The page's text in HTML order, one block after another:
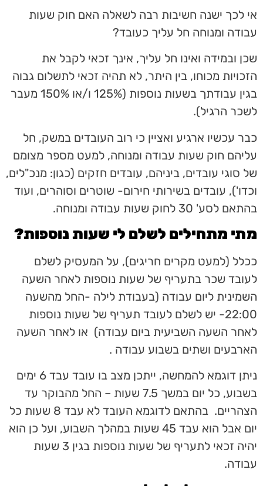
אי לכך ישנה חשיבות רבה לשאלה האם חוק שעות
עבודה ומנוחה חל עליך כעובד?
שכן ובמידה ואינו חל עליך, אינך זכאי לקבל את
הזכויות מכוחו, בין היתר, לא תהיה זכאי לתשלום גבוה
בגין עבודתך בשעות נוספות (125% ו/או 150% מעבר
לשכר הרגיל).
כבר עכשיו ארגיע ואציין כי רוב העובדים במשק, חל
עליהם חוק שעות עבודה ומנוחה, למעט מספר מצומם
של סוגי עובדים, ביניהם, עובדים חזקים (כגון: מנכ"לים,
וכדו'), עובדים בשירותי חירום- שוטרים וסוהרים, ועוד
בהתאם לסע' 30 לחוק שעות עבודה ומנוחה.
מתי מתחילים לשלם לי שעות נוספות?
ככלל (למעט מקרים חריגים), על המעסיק לשלם
לעובד שכר בתעריף של שעות נוספות לאחר השעה
השמינית ליום עבודה (בעבודת לילה -החל מהשעה
22:00- יש לשלם לעובד תעריף של שעות נוספות
לאחר השעה השביעית ביום עבודה) או לאחר השעה
הארבעים ושתים בשבוע עבודה .
ניתן דוגמא להמחשה, ייתכן מצב בו עובד עבד 6 ימים
בשבוע, כל יום במשך 7.5 שעות – החל מהבוקר עד
הצהריים. בהתאם לדוגמא העובד לא עבד 8 שעות כל
יום אבל הוא עבד 45 שעות במהלך השבוע, ועל כן הוא
יהיה זכאי לתעריף של שעות נוספות בגין 3 שעות
עבודה.